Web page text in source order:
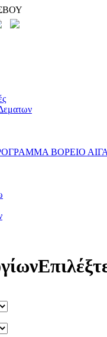
ΒΟΡΕΙΟ